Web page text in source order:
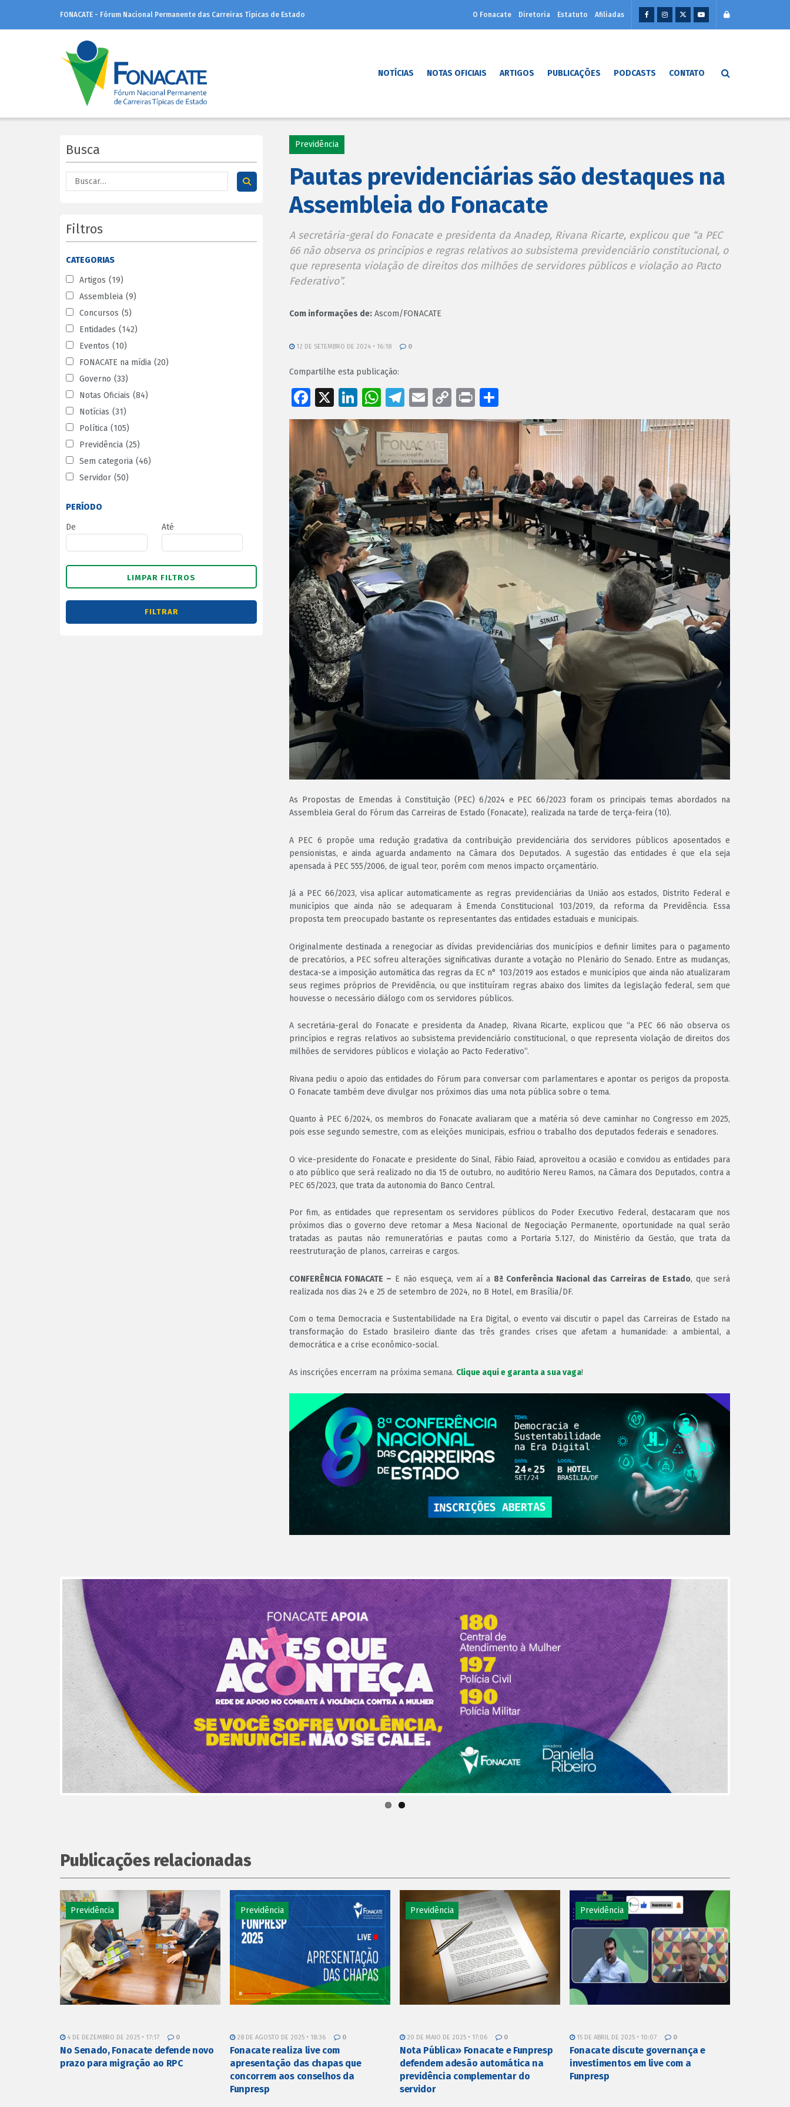
FONACATE - Fórum Nacional Permanente das Carreiras Típicas de Estado O Fonacate Diretoria Estatuto Afiliadas
NOTÍCIAS NOTAS OFICIAIS ARTIGOS PUBLICAÇÕES PODCASTS CONTATO
Previdência
Pautas previdenciárias são destaques na
Assembleia do Fonacate
A secretária-geral do Fonacate e presidenta da Anadep, Rivana Ricarte, explicou que “a PEC
66 não observa os princípios e regras relativos ao subsistema previdenciário constitucional, o
que representa violação de direitos dos milhões de servidores públicos e violação ao Pacto
Federativo”.
Com informações de: Ascom/FONACATE
12 DE SETEMBRO DE 2024 • 16:18 0
Compartilhe esta publicação:
Facebook
X LinkedIn
WhatsApp
Telegram
EmailCopy
Link
Print
As Propostas de Emendas à Constituição (PEC) 6/2024 e PEC 66/2023 foram os principais temas abordados na
Assembleia Geral do Fórum das Carreiras de Estado (Fonacate), realizada na tarde de terça-feira (10).
A PEC 6 propõe uma redução gradativa da contribuição previdenciária dos servidores públicos aposentados e
pensionistas, e ainda aguarda andamento na Câmara dos Deputados. A sugestão das entidades é que ela seja
apensada à PEC 555/2006, de igual teor, porém com menos impacto orçamentário.
Já a PEC 66/2023, visa aplicar automaticamente as regras previdenciárias da União aos estados, Distrito Federal e
municípios que ainda não se adequaram à Emenda Constitucional 103/2019, da reforma da Previdência. Essa
proposta tem preocupado bastante os representantes das entidades estaduais e municipais.
Originalmente destinada a renegociar as dívidas previdenciárias dos municípios e definir limites para o pagamento
de precatórios, a PEC sofreu alterações significativas durante a votação no Plenário do Senado. Entre as mudanças,
destaca-se a imposição automática das regras da EC n° 103/2019 aos estados e municípios que ainda não atualizaram
seus regimes próprios de Previdência, ou que instituíram regras abaixo dos limites da legislação federal, sem que
houvesse o necessário diálogo com os servidores públicos.
A secretária-geral do Fonacate e presidenta da Anadep, Rivana Ricarte, explicou que “a PEC 66 não observa os
princípios e regras relativos ao subsistema previdenciário constitucional, o que representa violação de direitos dos
milhões de servidores públicos e violação ao Pacto Federativo”.
Rivana pediu o apoio das entidades do Fórum para conversar com parlamentares e apontar os perigos da proposta.
O Fonacate também deve divulgar nos próximos dias uma nota pública sobre o tema.
Quanto à PEC 6/2024, os membros do Fonacate avaliaram que a matéria só deve caminhar no Congresso em 2025,
pois esse segundo semestre, com as eleições municipais, esfriou o trabalho dos deputados federais e senadores.
O vice-presidente do Fonacate e presidente do Sinal, Fábio Faiad, aproveitou a ocasião e convidou as entidades para
o ato público que será realizado no dia 15 de outubro, no auditório Nereu Ramos, na Câmara dos Deputados, contra a
PEC 65/2023, que trata da autonomia do Banco Central.
Por fim, as entidades que representam os servidores públicos do Poder Executivo Federal, destacaram que nos
próximos dias o governo deve retomar a Mesa Nacional de Negociação Permanente, oportunidade na qual serão
tratadas as pautas não remuneratórias e pautas como a Portaria 5.127, do Ministério da Gestão, que trata da
reestruturação de planos, carreiras e cargos.
CONFERÊNCIA FONACATE – E não esqueça, vem aí a 8ª Conferência Nacional das Carreiras de Estado, que será
realizada nos dias 24 e 25 de setembro de 2024, no B Hotel, em Brasília/DF.
Com o tema Democracia e Sustentabilidade na Era Digital, o evento vai discutir o papel das Carreiras de Estado na
transformação do Estado brasileiro diante das três grandes crises que afetam a humanidade: a ambiental, a
democrática e a crise econômico-social.
As inscrições encerram na próxima semana. Clique aqui e garanta a sua vaga!
Busca
Filtros
CATEGORIAS
Artigos (19)
Assembleia (9)
Concursos (5)
Entidades (142)
Eventos (10)
FONACATE na mídia (20)
Governo (33)
Notas Oficiais (84)
Notícias (31)
Política (105)
Previdência (25)
Sem categoria (46)
Servidor (50)
PERÍODO
De
Até
Publicações relacionadas
Previdência
4 DE DEZEMBRO DE 2025 • 17:17 0
No Senado, Fonacate defende novo
prazo para migração ao RPC
Previdência
28 DE AGOSTO DE 2025 • 18:36 0
Fonacate realiza live com
apresentação das chapas que
concorrem aos conselhos da
Funpresp
Previdência
20 DE MAIO DE 2025 • 17:06 0
Nota Pública» Fonacate e Funpresp
defendem adesão automática na
previdência complementar do
servidor
Previdência
15 DE ABRIL DE 2025 • 10:07 0
Fonacate discute governança e
investimentos em live com a
Funpresp